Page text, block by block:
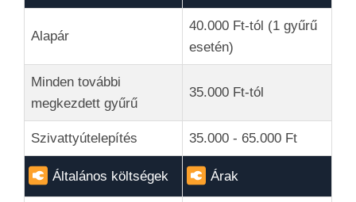
Alapár
40.000 Ft-tól (1 gyűrű
esetén)
Minden további
megkezdett gyűrű
35.000 Ft-tól
Szivattyútelepítés 35.000 - 65.000 Ft
Általános költségek Árak